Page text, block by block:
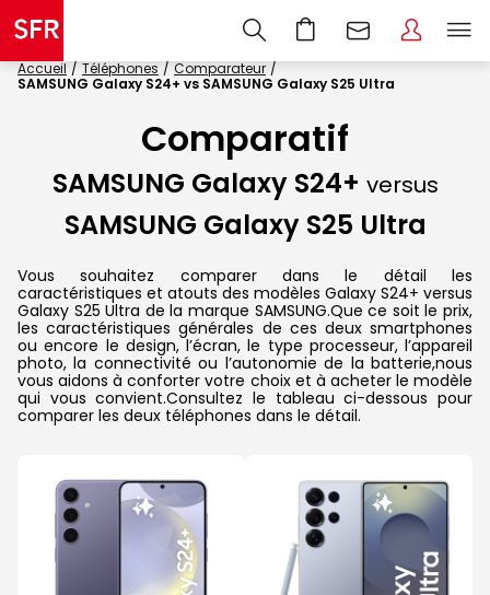
Accueil Téléphones
Comparateur
SAMSUNG Galaxy S24+ vs SAMSUNG Galaxy S25 Ultra
Comparatif
SAMSUNG Galaxy S24+ versus
SAMSUNG Galaxy S25 Ultra
Vous souhaitez comparer dans le détail les
caractéristiques et atouts des modèles Galaxy S24+ versus
Galaxy S25 Ultra de la marque SAMSUNG.Que ce soit le prix,
les caractéristiques générales de ces deux smartphones
ou encore le design, l’écran, le type processeur, l’appareil
photo, la connectivité ou l’autonomie de la batterie,nous
vous aidons à conforter votre choix et à acheter le modèle
qui vous convient.Consultez le tableau ci-dessous pour
comparer les deux téléphones dans le détail.